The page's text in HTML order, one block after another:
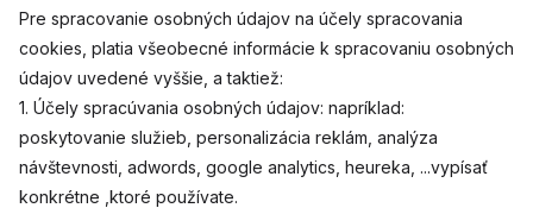
Pre spracovanie osobných údajov na účely spracovania
cookies, platia všeobecné informácie k spracovaniu osobných
údajov uvedené vyššie, a taktiež:
1. Účely spracúvania osobných údajov: napríklad:
poskytovanie služieb, personalizácia reklám, analýza
návštevnosti, adwords, google analytics, heureka, ...vypísať
konkrétne ,ktoré používate.